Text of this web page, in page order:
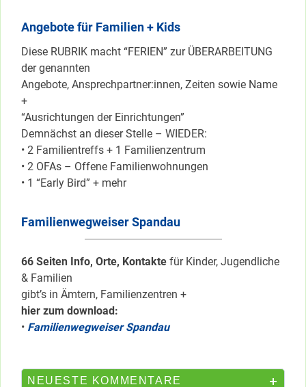
Angebote für Familien + Kids
Diese RUBRIK macht “FERIEN” zur ÜBERARBEITUNG
der genannten
Angebote, Ansprechpartner:innen, Zeiten sowie Name
+
“Ausrichtungen der Einrichtungen”
Demnächst an dieser Stelle – WIEDER:
• 2 Familientreffs + 1 Familienzentrum
• 2 OFAs – Offene Familienwohnungen
• 1 “Early Bird” + mehr
Familienwegweiser Spandau
66 Seiten Info, Orte, Kontakte für Kinder, Jugendliche
& Familien
gibt’s in Ämtern, Familienzentren +
hier zum download:
• Familienwegweiser Spandau
NEUESTE KOMMENTARE